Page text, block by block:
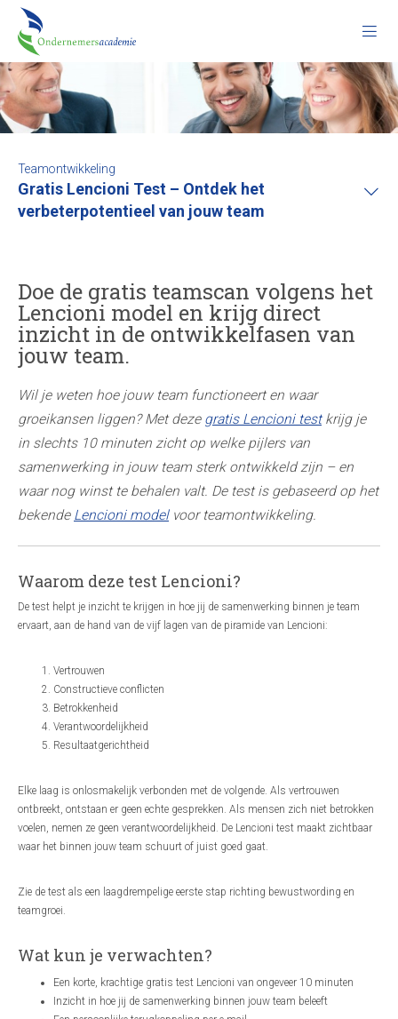
Teamontwikkeling
Gratis Lencioni Test – Ontdek het
verbeterpotentieel van jouw team
Doe de gratis teamscan volgens het
Lencioni model en krijg direct
inzicht in de ontwikkelfasen van
jouw team.
Wil je weten hoe jouw team functioneert en waar
groeikansen liggen? Met deze gratis Lencioni testkrijg je
in slechts 10 minuten zicht op welke pijlers van
samenwerking in jouw team sterk ontwikkeld zijn – en
waar nog winst te behalen valt. De test is gebaseerd op het
bekende Lencioni modelvoor teamontwikkeling.
Waarom deze test Lencioni?
De test helpt je inzicht te krijgen in hoe jij de samenwerking binnen je team
ervaart, aan de hand van de vijf lagen van de piramide van Lencioni:
Vertrouwen
Constructieve conflicten
Betrokkenheid
Verantwoordelijkheid
Resultaatgerichtheid
Elke laag is onlosmakelijk verbonden met de volgende. Als vertrouwen
ontbreekt, ontstaan er geen echte gesprekken. Als mensen zich niet betrokken
voelen, nemen ze geen verantwoordelijkheid. De Lencioni test maakt zichtbaar
waar het binnen jouw team schuurt of juist goed gaat.
Zie de test als een laagdrempelige eerste stap richting bewustwording en
teamgroei.
Wat kun je verwachten?
Een korte, krachtige gratis test Lencioni van ongeveer 10 minuten
Inzicht in hoe jij de samenwerking binnen jouw team beleeft